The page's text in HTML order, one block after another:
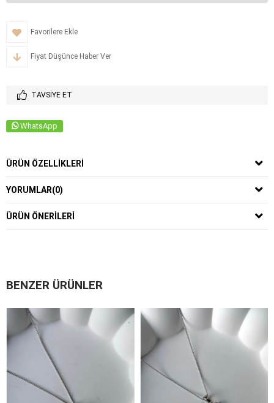
Favorilere Ekle
Fiyat Düşünce Haber Ver
TAVSIYE ET
WhatsApp
ÜRÜN ÖZELLIKLERI
YORUMLAR(0)
ÜRÜN ÖNERILERI
BENZER ÜRÜNLER